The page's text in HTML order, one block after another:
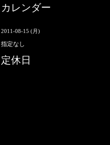
カレンダー
2011-08-15 (月)
指定なし
定休日